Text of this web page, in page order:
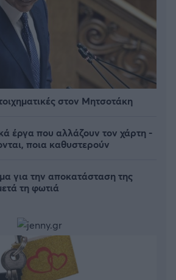
στον Μητσοτάκη
έργα που αλλάζουν τον χάρτη -
ποια καθυστερούν
για την αποκατάσταση της
τη φωτιά